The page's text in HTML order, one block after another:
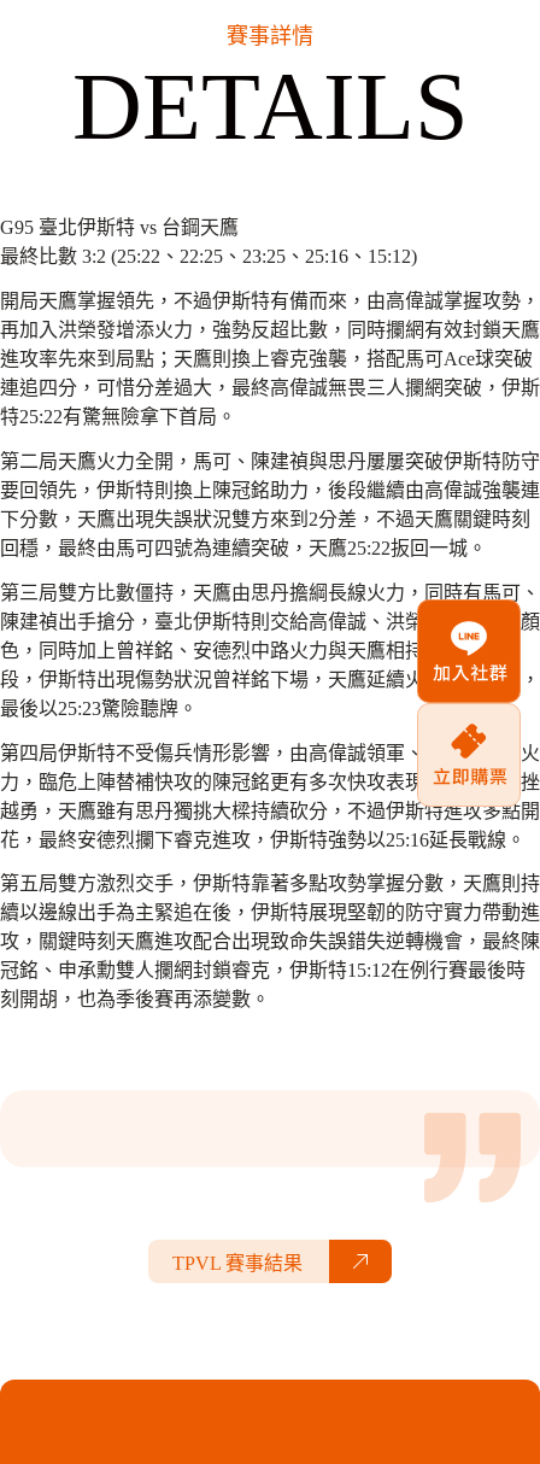
賽事詳情
DETAILS
G95 臺北伊斯特 vs 台鋼天鷹
最終比數 3:2 (25:22、22:25、23:25、25:16、15:12)
開局天鷹掌握領先，不過伊斯特有備而來，由高偉誠掌握攻勢，
再加入洪榮發增添火力，強勢反超比數，同時攔網有效封鎖天鷹
進攻率先來到局點；天鷹則換上睿克強襲，搭配馬可Ace球突破
連追四分，可惜分差過大，最終高偉誠無畏三人攔網突破，伊斯
特25:22有驚無險拿下首局。
第二局天鷹火力全開，馬可、陳建禎與思丹屢屢突破伊斯特防守
要回領先，伊斯特則換上陳冠銘助力，後段繼續由高偉誠強襲連
下分數，天鷹出現失誤狀況雙方來到2分差，不過天鷹關鍵時刻
回穩，最終由馬可四號為連續突破，天鷹25:22扳回一城。
第三局雙方比數僵持，天鷹由思丹擔綱長線火力，同時有馬可、
陳建禎出手搶分，臺北伊斯特則交給高偉誠、洪榮發進攻還以顏
色，同時加上曾祥銘、安德烈中路火力與天鷹相持，膠著至後
段，伊斯特出現傷勢狀況曾祥銘下場，天鷹延續火力一舉拿下，
最後以25:23驚險聽牌。
第四局伊斯特不受傷兵情形影響，由高偉誠領軍、洪榮發加強火
力，臨危上陣替補快攻的陳冠銘更有多次快攻表現，伊斯特越挫
越勇，天鷹雖有思丹獨挑大樑持續砍分，不過伊斯特進攻多點開
花，最終安德烈攔下睿克進攻，伊斯特強勢以25:16延長戰線。
第五局雙方激烈交手，伊斯特靠著多點攻勢掌握分數，天鷹則持
續以邊線出手為主緊追在後，伊斯特展現堅韌的防守實力帶動進
攻，關鍵時刻天鷹進攻配合出現致命失誤錯失逆轉機會，最終陳
冠銘、申承勳雙人攔網封鎖睿克，伊斯特15:12在例行賽最後時
刻開胡，也為季後賽再添變數。
TPVL 賽事結果